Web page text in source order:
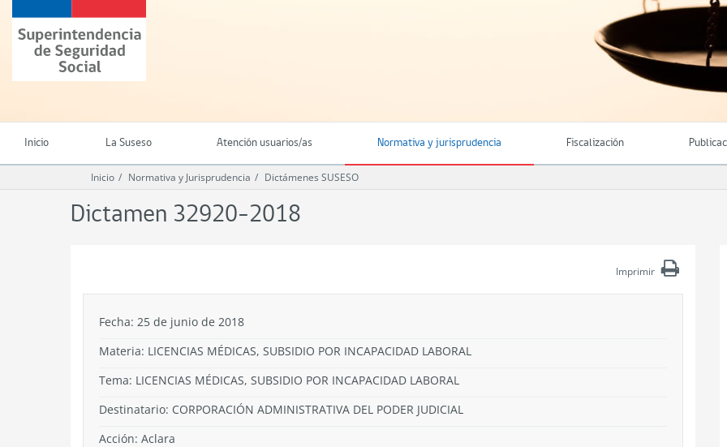
contenido
principal
Superintendencia
de
Seguridad
(SUSESO)
Chile
Inicio La Suseso Atención usuarios/as Normativa y jurisprudencia Fiscalización
Inicio Normativa y Jurisprudencia Dictámenes SUSESO
Dictamen 32920-2018
Imprimir
Fecha: 25 de junio de 2018
Materia: LICENCIAS MÉDICAS, SUBSIDIO POR INCAPACIDAD LABORAL
Tema: LICENCIAS MÉDICAS, SUBSIDIO POR INCAPACIDAD LABORAL
Destinatario: CORPORACIÓN ADMINISTRATIVA DEL PODER JUDICIAL
Acción: Aclara